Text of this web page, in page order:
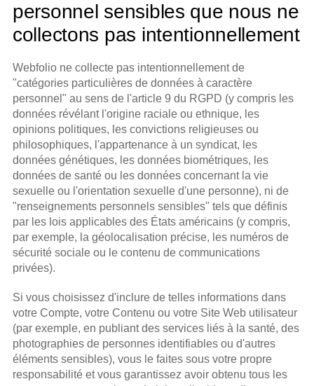
personnel sensibles que nous ne
collectons pas intentionnellement
Webfolio ne collecte pas intentionnellement de
"catégories particulières de données à caractère
personnel" au sens de l'article 9 du RGPD (y compris les
données révélant l'origine raciale ou ethnique, les
opinions politiques, les convictions religieuses ou
philosophiques, l'appartenance à un syndicat, les
données génétiques, les données biométriques, les
données de santé ou les données concernant la vie
sexuelle ou l'orientation sexuelle d'une personne), ni de
"renseignements personnels sensibles" tels que définis
par les lois applicables des États américains (y compris,
par exemple, la géolocalisation précise, les numéros de
sécurité sociale ou le contenu de communications
privées).
Si vous choisissez d'inclure de telles informations dans
votre Compte, votre Contenu ou votre Site Web utilisateur
(par exemple, en publiant des services liés à la santé, des
photographies de personnes identifiables ou d'autres
éléments sensibles), vous le faites sous votre propre
responsabilité et vous garantissez avoir obtenu tous les